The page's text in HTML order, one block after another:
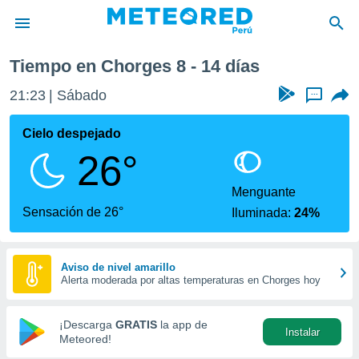
de
ha sido
calidad.
a este
las
y
forma
digital
basada
Tiempo en Chorges 8 - 14 días
21:23 Sábado ...
Cielo despejado
26°
Sensación de 26°
Menguante
Iluminada:24%
Aviso de nivel amarillo
Alerta moderada por altas temperaturas en Chorges hoy
¡Descarga GRATIS la app de
Meteored!
Instalar